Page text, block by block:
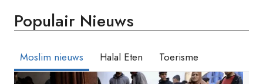
Populair Nieuws
Moslim nieuws Halal Eten Toerisme